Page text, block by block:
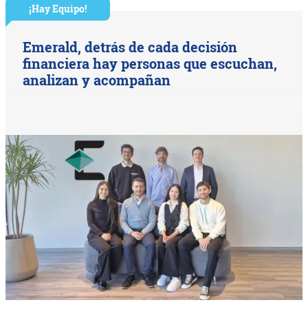
¡Hay Equipo!
Emerald, detrás de cada decisión
financiera hay personas que escuchan,
analizan y acompañan